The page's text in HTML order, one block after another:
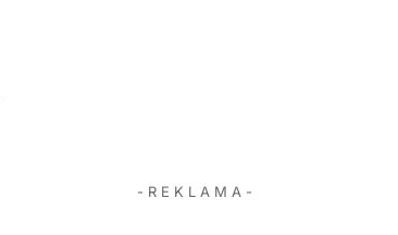
- R E K L A M A -